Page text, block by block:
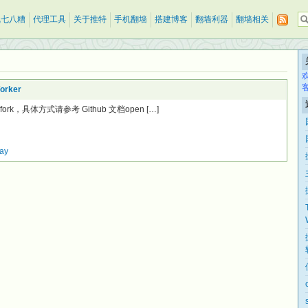
八糟 代理工具 关于推特 手机翻墙 搭建博客 翻墙利器 翻墙相关
，具体方式请参考 Github 文档open […]